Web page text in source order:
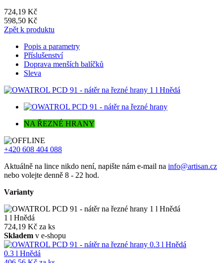
724,19 Kč
598,50 Kč
Zpět k produktu
Popis a parametry
Příslušenství
Doprava menších balíčků
Sleva
NA ŘEZNÉ HRANY
+420 608 404 088
Aktuálně na lince nikdo není, napište nám e-mail na info@artisan.cz
nebo volejte denně 8 - 22 hod.
Varianty
1 l Hnědá
724,19 Kč za ks
Skladem v e-shopu
0.3 l Hnědá